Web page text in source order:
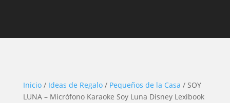
Inicio/ Ideas de Regalo/ Pequeños de la Casa / SOY
LUNA – Micrófono Karaoke Soy Luna Disney Lexibook